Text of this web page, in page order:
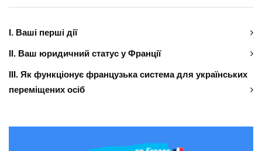
І. Ваші перші дії
ІІ. Ваш юридичний статус у Франції
ІІІ. Як функціонує французька система для українських
переміщених осіб